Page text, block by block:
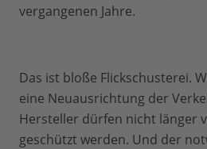
vergangenen Jahre.
Das ist bloße Flickschusterei.
eine Neuausrichtung der
Hersteller dürfen nicht länger
geschützt werden. Und der